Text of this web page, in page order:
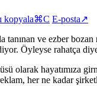
kopyala⌘C E-posta↗
tanınan ve ezber
Öyleyse rahatça
olarak hayatımıza
her ne kadar